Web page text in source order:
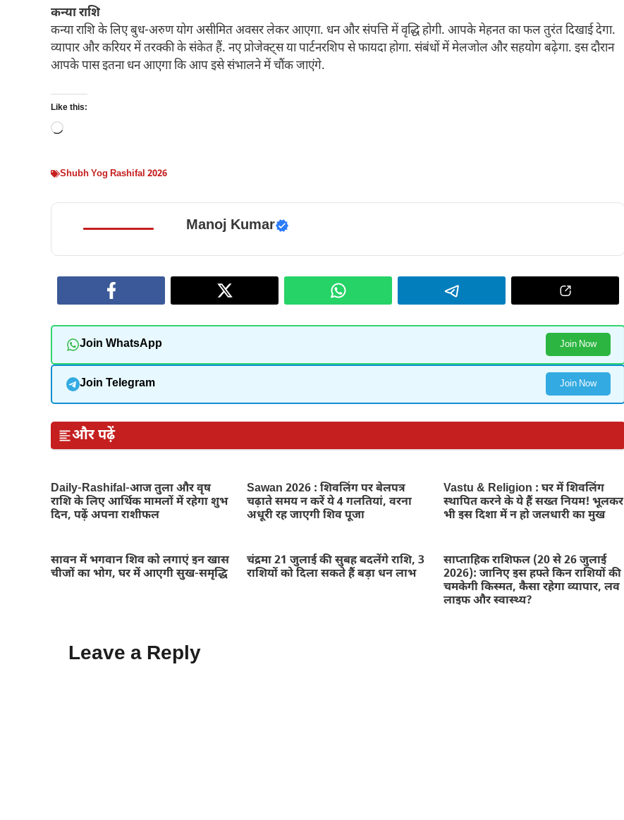
कन्या राशि
कन्या राशि के लिए बुध-अरुण योग असीमित अवसर लेकर आएगा. धन और संपत्ति में वृद्धि होगी. आपके मेहनत का फल तुरंत दिखाई देगा.
व्यापार और करियर में तरक्की के संकेत हैं. नए प्रोजेक्ट्स या पार्टनरशिप से फायदा होगा. संबंधों में मेलजोल और सहयोग बढ़ेगा. इस दौरान
आपके पास इतना धन आएगा कि आप इसे संभालने में चौंक जाएंगे.
Like this:
Loading…
Shubh Yog Rashifal 2026
Manoj Kumar
Join WhatsApp Join Now
Join Telegram Join Now
और पढ़ें
Daily-Rashifal-आज तुला और वृष
राशि के लिए आर्थिक मामलों में रहेगा शुभ
दिन, पढ़ें अपना राशीफल
Sawan 2026 : शिवलिंग पर बेलपत्र
चढ़ाते समय न करें ये 4 गलतियां, वरना
अधूरी रह जाएगी शिव पूजा
Vastu & Religion : घर में शिवलिंग
स्थापित करने के ये हैं सख्त नियम! भूलकर
भी इस दिशा में न हो जलधारी का मुख
सावन में भगवान शिव को लगाएं इन खास
चीजों का भोग, घर में आएगी सुख-समृद्धि
चंद्रमा 21 जुलाई की सुबह बदलेंगे राशि, 3
राशियों को दिला सकते हैं बड़ा धन लाभ
साप्ताहिक राशिफल (20 से 26 जुलाई
2026): जानिए इस हफ्ते किन राशियों की
चमकेगी किस्मत, कैसा रहेगा व्यापार, लव
लाइफ और स्वास्थ्य?
Leave a Reply